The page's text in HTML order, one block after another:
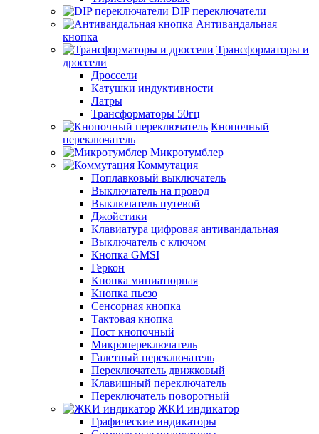
DIP переключатели
Антивандальная
кнопка
Трансформаторы и
дроссели
Дроссели
Катушки индуктивности
Латры
Трансформаторы 50гц
Кнопочный
переключатель
Микротумблер
Коммутация
Поплавковый выключатель
Выключатель на провод
Выключатель путевой
Джойстики
Клавиатура цифровая антивандальная
Выключатель с ключом
Кнопка GMSI
Геркон
Кнопка миниатюрная
Кнопка пьезо
Сенсорная кнопка
Тактовая кнопка
Пост кнопочный
Микропереключатель
Галетный переключатель
Переключатель движковый
Клавишный переключатель
Переключатель поворотный
ЖКИ индикатор
Графические индикаторы